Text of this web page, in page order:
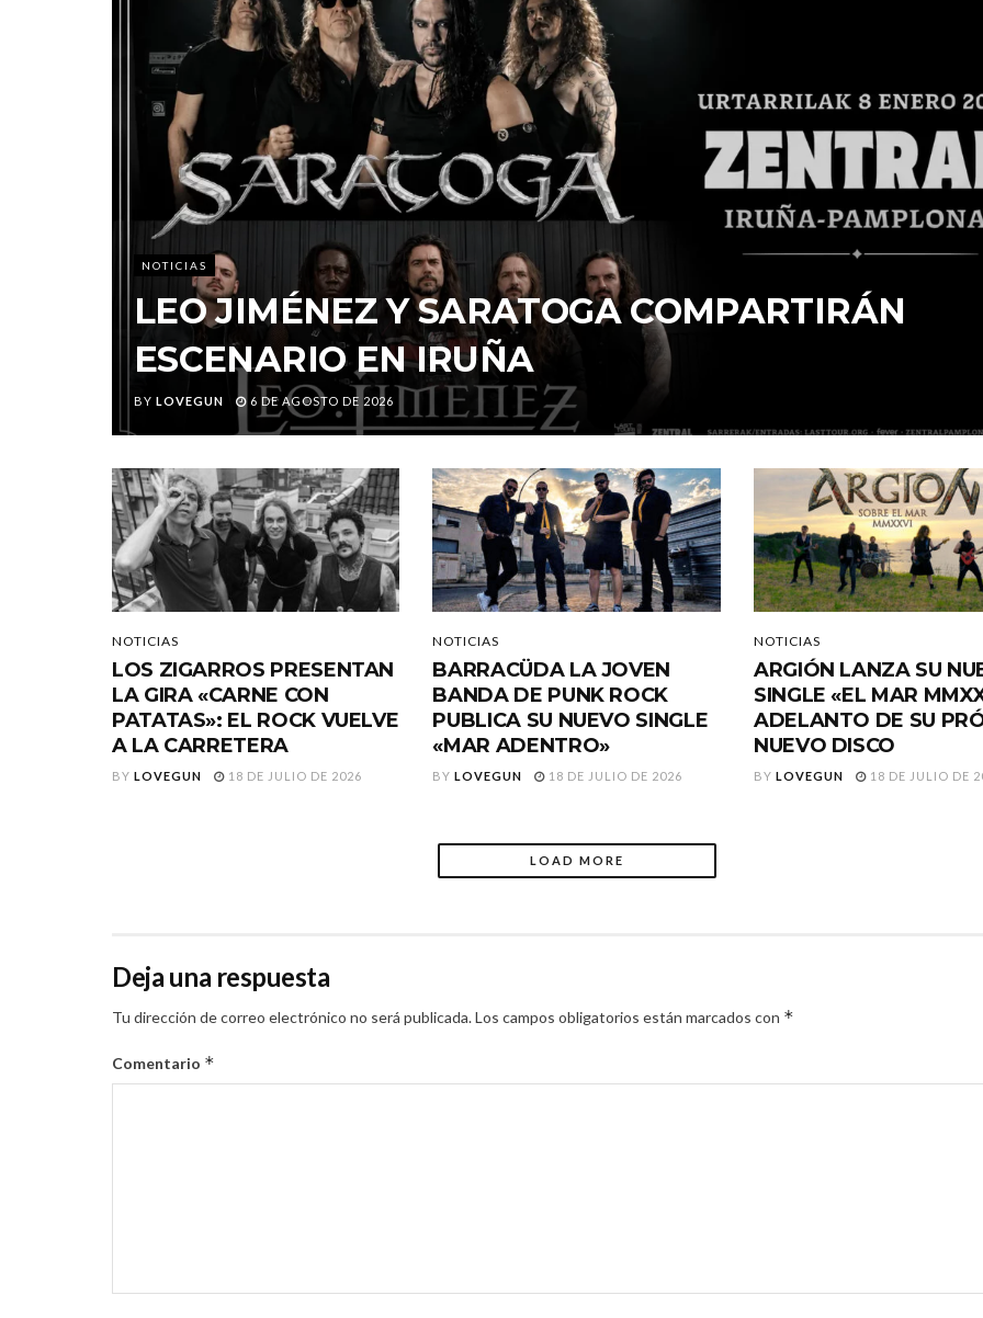
NOTICIAS
LEO JIMÉNEZ Y SARATOGA COMPARTIRÁN
ESCENARIO EN IRUÑA
BY LOVEGUN 6 DE AGOSTO DE 2026
NOTICIAS
LOS ZIGARROS PRESENTAN
LA GIRA «CARNE CON
PATATAS»: EL ROCK VUELVE
A LA CARRETERA
BY LOVEGUN 18 DE JULIO DE 2026
NOTICIAS
BARRACÜDA LA JOVEN
BANDA DE PUNK ROCK
PUBLICA SU NUEVO SINGLE
«MAR ADENTRO»
BY LOVEGUN 18 DE JULIO DE 2026
NOTICIAS
ARGIÓN LANZA SU
SINGLE «EL MAR
ADELANTO DE SU
NUEVO DISCO
BY LOVEGUN 18 DE JULIO DE
LOAD MORE
Deja una respuesta
Tu dirección de correo electrónico no será publicada.Los campos obligatorios están marcados con *
Comentario *